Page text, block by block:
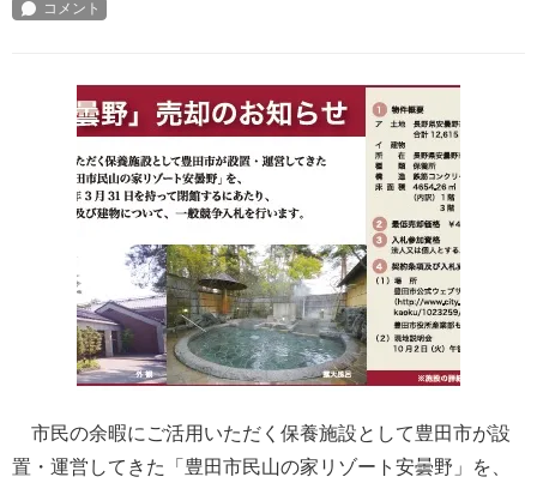
市民の余暇にご活用いただく保養施設として豊田市が設
置・運営してきた「豊田市民山の家リゾート安曇野」を、